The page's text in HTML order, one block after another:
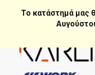
περιεχόμενο
Το κατάστημά μας